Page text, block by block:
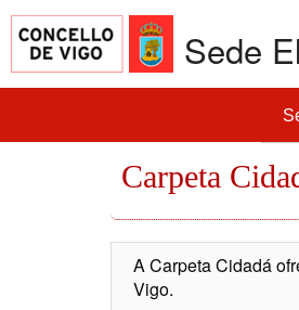
Sede
Carpeta
A Carpeta Cidadá
Vigo.